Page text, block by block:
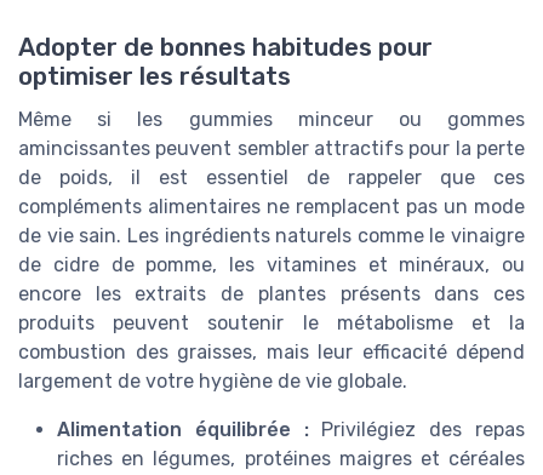
Adopter de bonnes habitudes pour
optimiser les résultats
Même si les gummies minceur ou gommes
amincissantes peuvent sembler attractifs pour la perte
de poids, il est essentiel de rappeler que ces
compléments alimentaires ne remplacent pas un mode
de vie sain. Les ingrédients naturels comme le vinaigre
de cidre de pomme, les vitamines et minéraux, ou
encore les extraits de plantes présents dans ces
produits peuvent soutenir le métabolisme et la
combustion des graisses, mais leur efficacité dépend
largement de votre hygiène de vie globale.
Alimentation équilibrée :Privilégiez des repas
riches en légumes, protéines maigres et céréales